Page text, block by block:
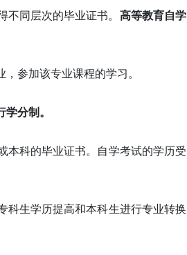
不同层次的毕业证书。 高等教育自学
参加该专业课程的学习。
分制。
本科的毕业证书。自学考试的学历受
科生学历提高和本科生进行专业转换